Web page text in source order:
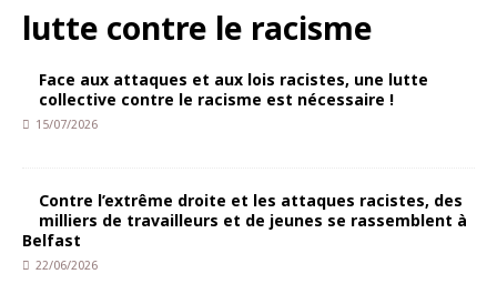
lutte contre le racisme
Face aux attaques et aux lois racistes, une lutte
collective contre le racisme est nécessaire !
15/07/2026
Contre l’extrême droite et les attaques racistes, des
milliers de travailleurs et de jeunes se rassemblent à
Belfast
22/06/2026